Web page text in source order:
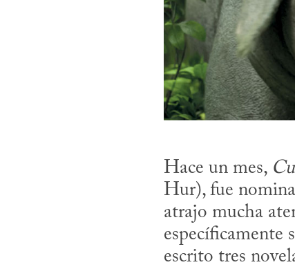
Hace un mes,
Hur), fue
atrajo mucha
específicamente
escrito tres